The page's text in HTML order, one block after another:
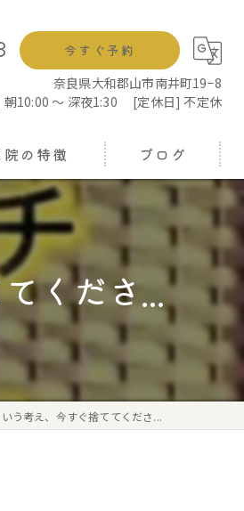
今すぐ予約
奈良県大和郡山市南井町19−8
朝10:00 ～ 深夜1:30 [定休日] 不定休
院の特徴
ぐし
正
スパ
ブログ
くださ...
う考え、今すぐ捨ててくださ...